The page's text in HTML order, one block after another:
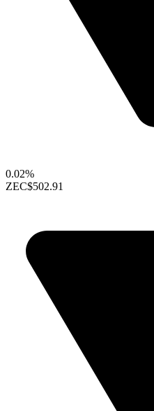
0.02%
ZEC$502.91